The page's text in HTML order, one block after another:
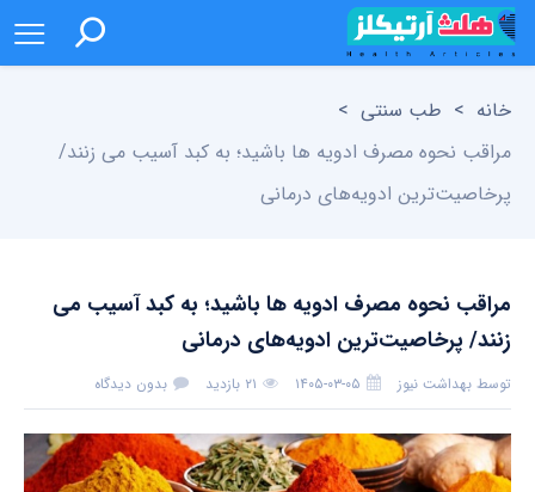
خانه > طب سنتی >
مراقب نحوه مصرف ادویه ها باشید؛ به کبد آسیب می زنند/
پرخاصیت‌ترین ادویه‌های درمانی
مراقب نحوه مصرف ادویه ها باشید؛ به کبد آسیب می
زنند/ پرخاصیت‌ترین ادویه‌های درمانی
توسط بهداشت نیوز ۱۴۰۵-۰۳-۰۵ ۲۱ بازدید بدون دیدگاه